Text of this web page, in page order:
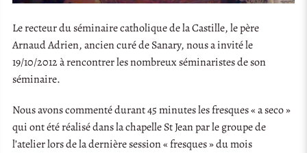
Le recteur du séminaire catholique de la Castille, le père
Arnaud Adrien, ancien curé de Sanary, nous a invité le
19/10/2012 à rencontrer les nombreux séminaristes de son
séminaire.
Nous avons commenté durant 45 minutes les fresques « a seco »
qui ont été réalisé dans la chapelle St Jean par le groupe de
l’atelier lors de la dernière session « fresques » du mois